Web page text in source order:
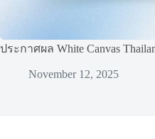
ประกาศผล White Canvas
November 12, 2025